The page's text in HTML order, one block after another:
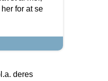
for at se
deres